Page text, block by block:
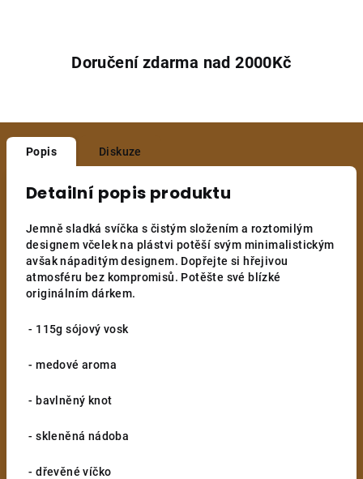
Doručení zdarma nad 2000Kč
Popis Diskuze
Detailní popis produktu
Jemně sladká svíčka s čistým složením a roztomilým
designem včelek na plástvi potěší svým minimalistickým
avšak nápaditým designem. Dopřejte si hřejivou
atmosféru bez kompromisů. Potěšte své blízké
originálním dárkem.
- 115g sójový vosk
- medové aroma
- bavlněný knot
- skleněná nádoba
- dřevěné víčko